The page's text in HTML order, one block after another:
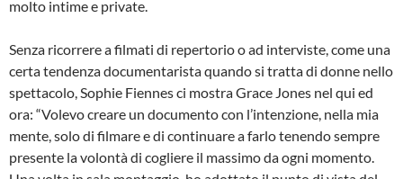
molto intime e private.
Senza ricorrere a filmati di repertorio o ad interviste, come una
certa tendenza documentarista quando si tratta di donne nello
spettacolo, Sophie Fiennes ci mostra Grace Jones nel qui ed
ora: “Volevo creare un documento con l’intenzione, nella mia
mente, solo di filmare e di continuare a farlo tenendo sempre
presente la volontà di cogliere il massimo da ogni momento.